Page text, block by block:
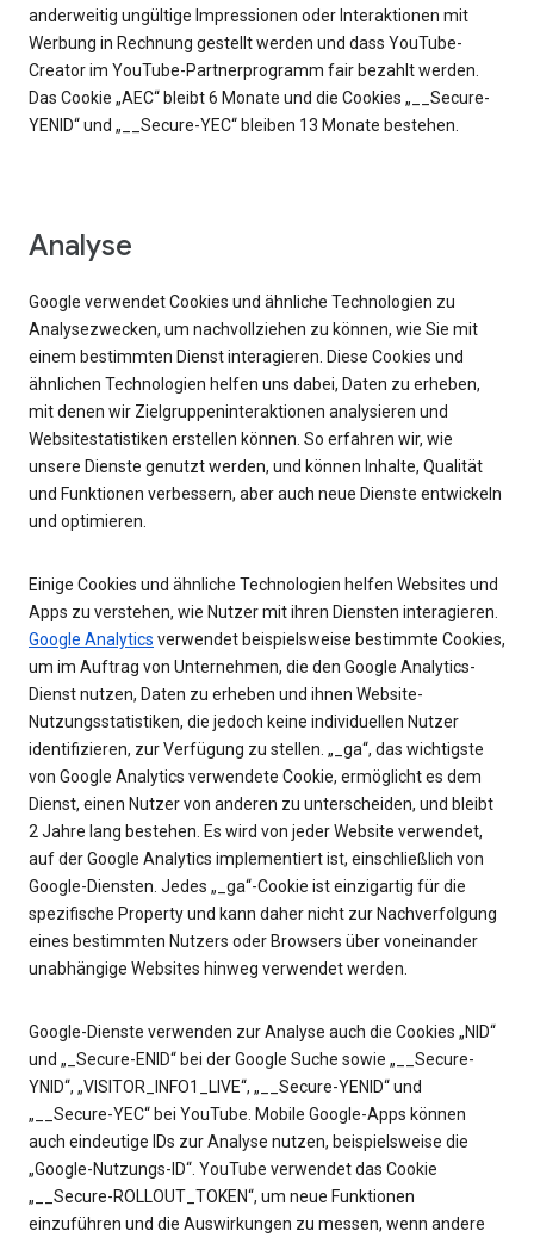
anderweitig ungültige Impressionen oder Interaktionen mit
Werbung in Rechnung gestellt werden und dass YouTube-
Creator im YouTube-Partnerprogramm fair bezahlt werden.
Das Cookie „AEC“ bleibt 6 Monate und die Cookies „__Secure-
YENID“ und „__Secure-YEC“ bleiben 13 Monate bestehen.
Analyse
Google verwendet Cookies und ähnliche Technologien zu
Analysezwecken, um nachvollziehen zu können, wie Sie mit
einem bestimmten Dienst interagieren. Diese Cookies und
ähnlichen Technologien helfen uns dabei, Daten zu erheben,
mit denen wir Zielgruppeninteraktionen analysieren und
Websitestatistiken erstellen können. So erfahren wir, wie
unsere Dienste genutzt werden, und können Inhalte, Qualität
und Funktionen verbessern, aber auch neue Dienste entwickeln
und optimieren.
Einige Cookies und ähnliche Technologien helfen Websites und
Apps zu verstehen, wie Nutzer mit ihren Diensten interagieren.
Google Analytics verwendet beispielsweise bestimmte Cookies,
um im Auftrag von Unternehmen, die den Google Analytics-
Dienst nutzen, Daten zu erheben und ihnen Website-
Nutzungsstatistiken, die jedoch keine individuellen Nutzer
identifizieren, zur Verfügung zu stellen. „_ga“, das wichtigste
von Google Analytics verwendete Cookie, ermöglicht es dem
Dienst, einen Nutzer von anderen zu unterscheiden, und bleibt
2 Jahre lang bestehen. Es wird von jeder Website verwendet,
auf der Google Analytics implementiert ist, einschließlich von
Google-Diensten. Jedes „_ga“-Cookie ist einzigartig für die
spezifische Property und kann daher nicht zur Nachverfolgung
eines bestimmten Nutzers oder Browsers über voneinander
unabhängige Websites hinweg verwendet werden.
Google-Dienste verwenden zur Analyse auch die Cookies „NID“
und „_Secure-ENID“ bei der Google Suche sowie „__Secure-
YNID“, „VISITOR_INFO1_LIVE“, „__Secure-YENID“ und
„__Secure-YEC“ bei YouTube. Mobile Google-Apps können
auch eindeutige IDs zur Analyse nutzen, beispielsweise die
„Google-Nutzungs-ID“. YouTube verwendet das Cookie
„__Secure-ROLLOUT_TOKEN“, um neue Funktionen
einzuführen und die Auswirkungen zu messen, wenn andere